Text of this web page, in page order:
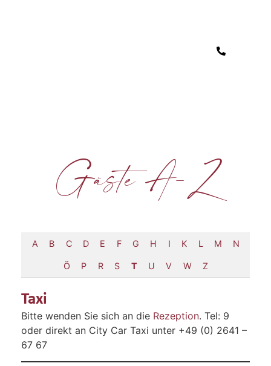
Gäste A-Z
A B C D E F G H I K L M N
Ö P R S T U V W Z
Taxi
Bitte wenden Sie sich an die Rezeption. Tel: 9
oder direkt an City Car Taxi unter +49 (0) 2641 –
67 67